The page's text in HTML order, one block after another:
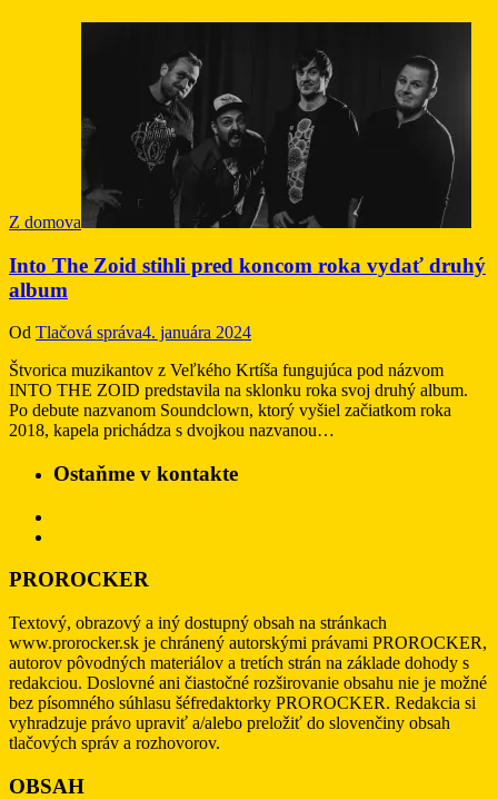
Z domova
Into The Zoid stihli pred koncom roka vydať druhý
album
Od Tlačová správa4. januára 2024
Štvorica muzikantov z Veľkého Krtíša fungujúca pod názvom
INTO THE ZOID predstavila na sklonku roka svoj druhý album.
Po debute nazvanom Soundclown, ktorý vyšiel začiatkom roka
2018, kapela prichádza s dvojkou nazvanou…
Ostaňme v kontakte
PROROCKER
Textový, obrazový a iný dostupný obsah na stránkach
www.prorocker.sk je chránený autorskými právami PROROCKER,
autorov pôvodných materiálov a tretích strán na základe dohody s
redakciou. Doslovné ani čiastočné rozširovanie obsahu nie je možné
bez písomného súhlasu šéfredaktorky PROROCKER. Redakcia si
vyhradzuje právo upraviť a/alebo preložiť do slovenčiny obsah
tlačových správ a rozhovorov.
OBSAH